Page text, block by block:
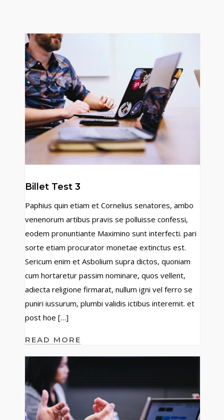
Billet Test 3
Paphius quin etiam et Cornelius senatores, ambo
venenorum artibus pravis se polluisse confessi,
eodem pronuntiante Maximino sunt interfecti. pari
sorte etiam procurator monetae extinctus est.
Sericum enim et Asbolium supra dictos, quoniam
cum hortaretur passim nominare, quos vellent,
adiecta religione firmarat, nullum igni vel ferro se
puniri iussurum, plumbi validis ictibus interemit. et
post hoe […]
READ MORE